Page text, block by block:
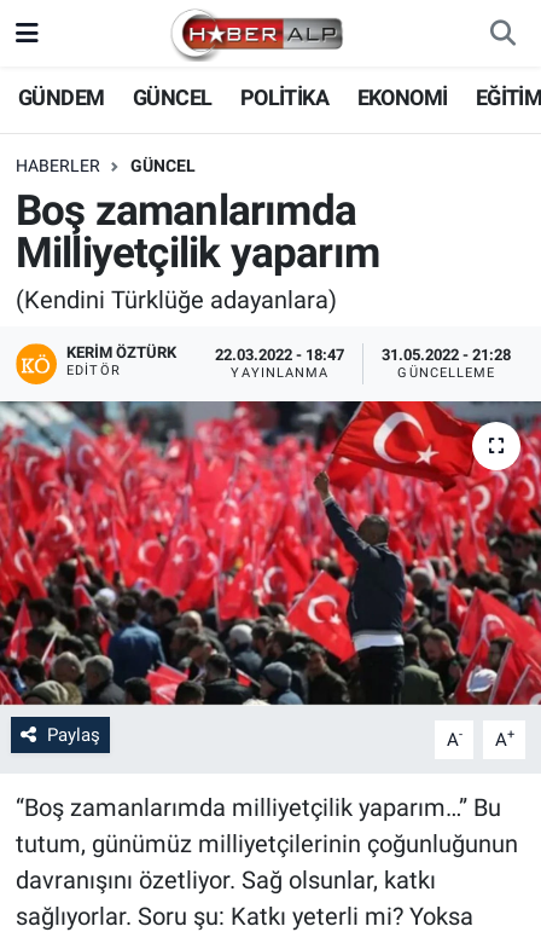
GÜNDEM GÜNCEL POLİTİKA EKONOMİ
HABERLER GÜNCEL
Boş zamanlarımda
Milliyetçilik yaparım
(Kendini Türklüğe adayanlara)
KERIM ÖZTÜRK
EDITÖR
22.03.2022 - 18:47
YAYINLANMA
31.05.2022 - 21:28
GÜNCELLEME
Paylaş A- A+
“Boş zamanlarımda milliyetçilik yaparım…” Bu
tutum, günümüz milliyetçilerinin çoğunluğunun
davranışını özetliyor. Sağ olsunlar, katkı
sağlıyorlar. Soru şu: Katkı yeterli mi? Yoksa
Nöbetçi Eczaneler
Hava Durumu
Trafik Durumu
Süper Lig Puan Durumu ve Fikstür
Tüm Manşetler
Son Dakika Haberleri
Haber Arşivi